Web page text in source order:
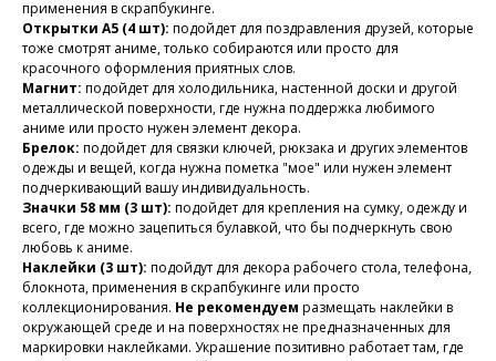
применения в скрапбукинге.
Открытки А5 (4 шт): подойдет для поздравления друзей, которые
тоже смотрят аниме, только собираются или просто для
красочного оформления приятных слов.
Магнит: подойдет для холодильника, настенной доски и другой
металлической поверхности, где нужна поддержка любимого
аниме или просто нужен элемент декора.
Брелок: подойдет для связки ключей, рюкзака и других элементов
одежды и вещей, когда нужна пометка "мое" или нужен элемент
подчеркивающий вашу индивидуальность.
Значки 58 мм (3 шт): подойдет для крепления на сумку, одежду и
всего, где можно зацепиться булавкой, что бы подчеркнуть свою
любовь к аниме.
Наклейки (3 шт): подойдут для декора рабочего стола, телефона,
блокнота, применения в скрапбукинге или просто
коллекционирования. Не рекомендуем размещать наклейки в
окружающей среде и на поверхностях не предназначенных для
маркировки наклейками. Украшение позитивно работает там, где